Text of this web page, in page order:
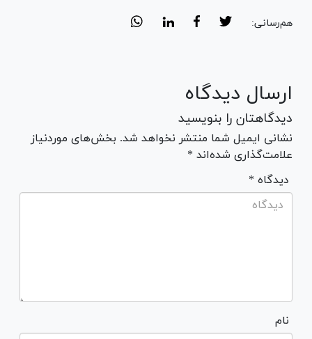
هم‌رسانی:
ارسال دیدگاه
دیدگاهتان را بنویسید
نشانی ایمیل شما منتشر نخواهد شد. بخش‌های موردنیاز
علامت‌گذاری شده‌اند *
* دیدگاه
نام